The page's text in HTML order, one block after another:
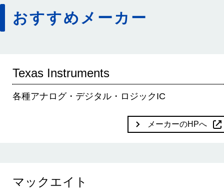
おすすめメーカー
Texas Instruments
各種アナログ・デジタル・ロジックIC
メーカーのHPへ
マックエイト